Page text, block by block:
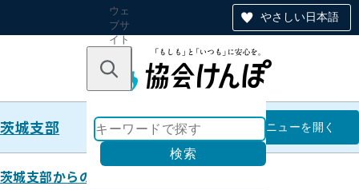
やさしい日本語
ウェ
ブサ
イト
のナ
ン
キーワードで探す
検索
茨城支部 茨城支部
メニューを開く
茨城支部からのお知らせ